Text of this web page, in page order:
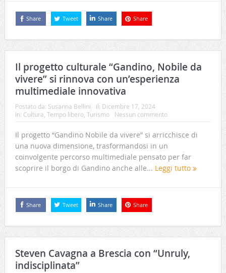
Share Tweet Share Share
Il progetto culturale “Gandino, Nobile da
vivere” si rinnova con un’esperienza
multimediale innovativa
Postato da: Susanna Bellini il: Dicembre 17, 2024
In: Cultura, Tempo libero, Turismo Nessun commento
Il progetto “Gandino Nobile da vivere” si arricchisce di
una nuova dimensione, trasformandosi in un
coinvolgente percorso multimediale pensato per far
scoprire il borgo di Gandino anche alle... Leggi tutto
Share Tweet Share Share
Steven Cavagna a Brescia con “Unruly,
indisciplinata”